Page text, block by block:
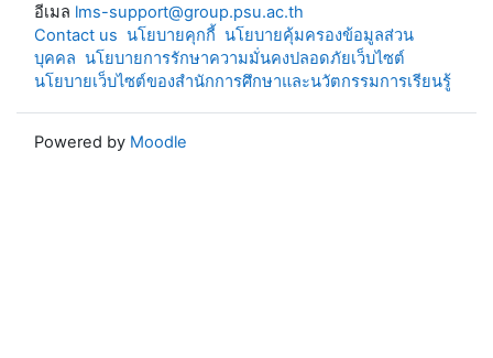
อีเมล lms-support@group.psu.ac.th
Contact us นโยบายคุกกี้ นโยบายคุ้มครองข้อมูลส่วน
บุคคล นโยบายการรักษาความมั่นคงปลอดภัยเว็บไซต์
นโยบายเว็บไซต์ของสำนักการศึกษาและนวัตกรรมการเรียนรู้
Powered by Moodle